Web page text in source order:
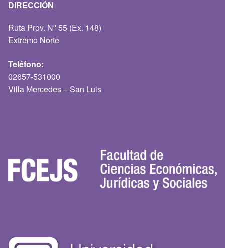
DIRECCIÓN
Ruta Prov. Nº 55 (Ex. 148)
Extremo Norte
Teléfono:
02657-531000
Villa Mercedes – San Luis